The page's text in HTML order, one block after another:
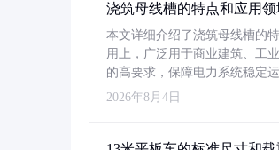
浇筑母线槽的特点和应用领
本文详细介绍了浇筑母线槽的
用上，广泛用于商业建筑、工
的高要求，保障电力系统稳定运
2026年8月4日